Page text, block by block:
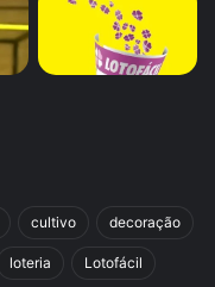
cultivo decoração
loteria Lotofácil